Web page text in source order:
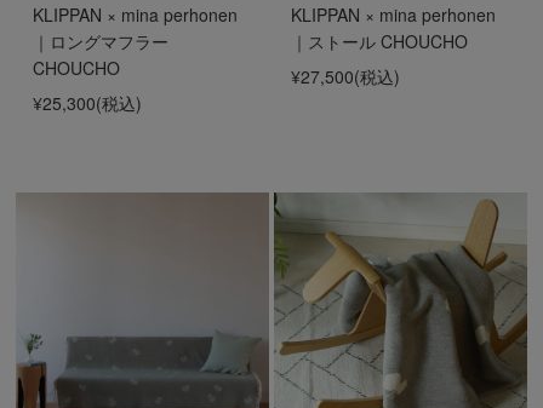
KLIPPAN × mina perhonen
｜ロングマフラー
CHOUCHO
¥25,300(税込)
KLIPPAN × mina perhonen
｜ストール CHOUCHO
¥27,500(税込)